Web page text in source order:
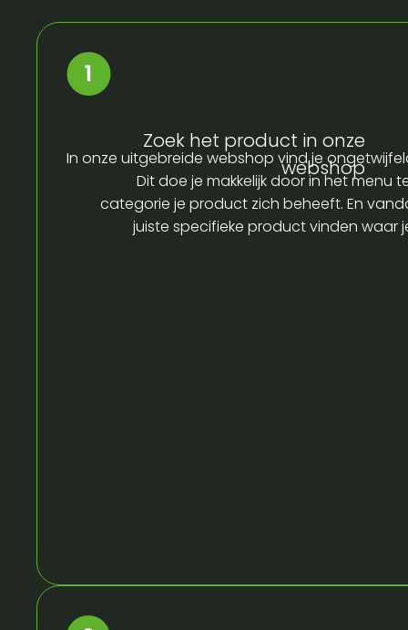
Zoek het product in onze
webshop
In onze uitgebreide webshop vind je
Dit doe je makkelijk door in het menu
categorie je product zich beheeft. En
juiste specifieke product vinden waar